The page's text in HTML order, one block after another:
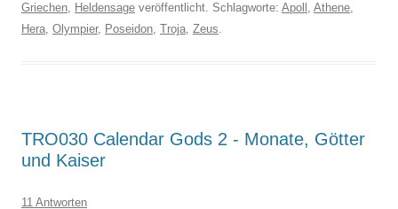
Griechen, Heldensage veröffentlicht. Schlagworte: Apoll , Athene,
Hera, Olympier, Poseidon, Troja, Zeus.
TRO030 Calendar Gods 2 - Monate, Götter
und Kaiser
11 Antworten